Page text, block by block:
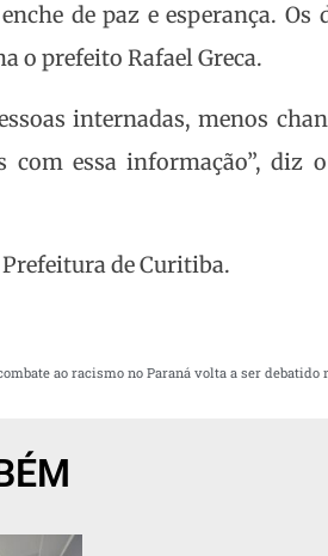
de paz e esperança.
o prefeito Rafael Greca.
internadas, menos
com essa informação”, diz
de Curitiba.